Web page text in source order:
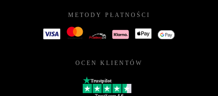
METODY PŁATNOŚCI
OCEN KLIENTÓW
Trustpilot